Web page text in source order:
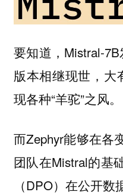
要知道，Mistral-
版本相继现世，大
现各种“羊驼”之风。
而Zephyr能够在各
团队在Mistral的基
（DPO）在公开数